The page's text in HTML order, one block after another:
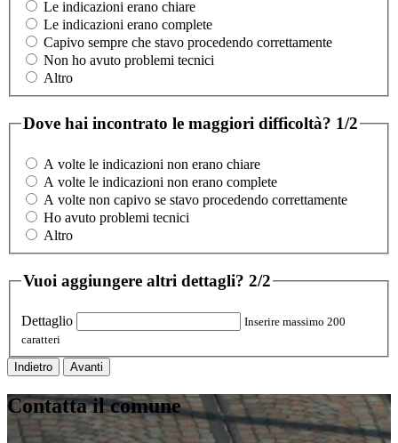
Le indicazioni erano chiare
Le indicazioni erano complete
Capivo sempre che stavo procedendo correttamente
Non ho avuto problemi tecnici
Altro
Dove hai incontrato le maggiori difficoltà? 1/2
A volte le indicazioni non erano chiare
A volte le indicazioni non erano complete
A volte non capivo se stavo procedendo correttamente
Ho avuto problemi tecnici
Altro
Vuoi aggiungere altri dettagli? 2/2
Dettaglio
Inserire massimo 200
caratteri
Indietro Avanti
Contatta il comune